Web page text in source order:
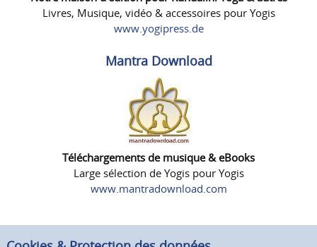
Livres, Musique, vidéo & accessoires pour Yogis
www.yogipress.de
Mantra Download
Téléchargements de musique & eBooks
Large sélection de Yogis pour Yogis
www.mantradownload.com